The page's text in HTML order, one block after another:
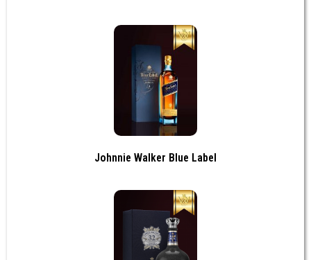
Johnnie Walker Blue Label